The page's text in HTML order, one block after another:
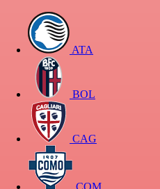
ATA
BOL
CAG
COM